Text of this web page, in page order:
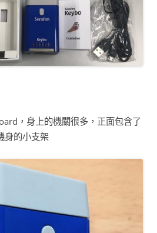
，身上的機關很多，正面包含了
身的小支架